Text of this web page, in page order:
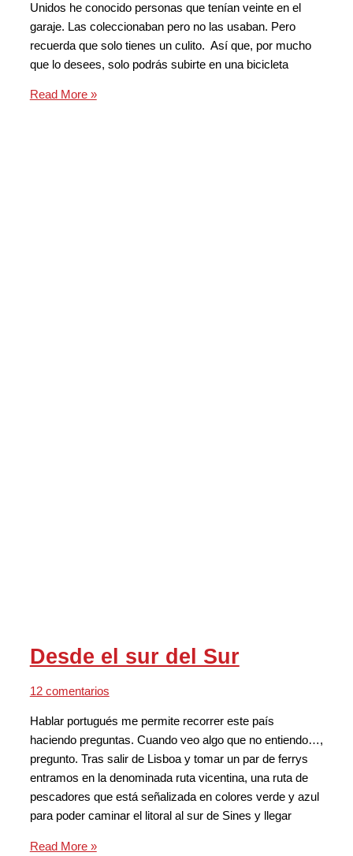
Unidos he conocido personas que tenían veinte en el
garaje. Las coleccionaban pero no las usaban. Pero
recuerda que solo tienes un culito. Así que, por mucho
que lo desees, solo podrás subirte en una bicicleta
Read More »
Desde el sur del Sur
12 comentarios
Hablar portugués me permite recorrer este país
haciendo preguntas. Cuando veo algo que no entiendo…,
pregunto. Tras salir de Lisboa y tomar un par de ferrys
entramos en la denominada ruta vicentina, una ruta de
pescadores que está señalizada en colores verde y azul
para poder caminar el litoral al sur de Sines y llegar
Read More »